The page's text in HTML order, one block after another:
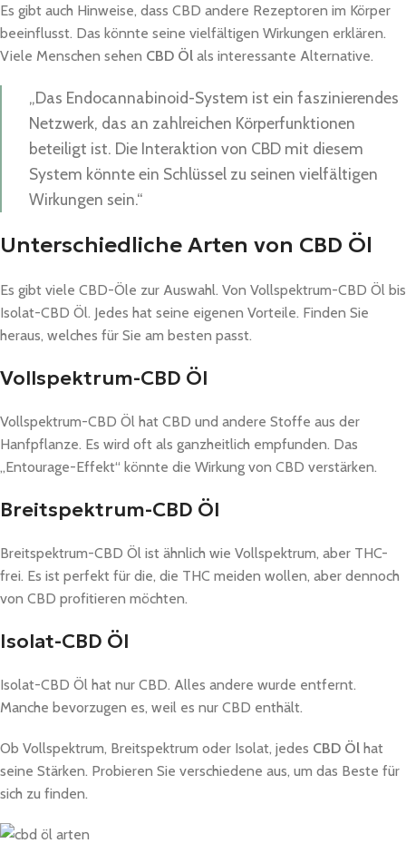
Es gibt auch Hinweise, dass CBD andere Rezeptoren im Körper
beeinflusst. Das könnte seine vielfältigen Wirkungen erklären.
Viele Menschen sehen CBD Öl als interessante Alternative.
„Das Endocannabinoid-System ist ein faszinierendes
Netzwerk, das an zahlreichen Körperfunktionen
beteiligt ist. Die Interaktion von CBD mit diesem
System könnte ein Schlüssel zu seinen vielfältigen
Wirkungen sein.“
Unterschiedliche Arten von CBD Öl
Es gibt viele CBD-Öle zur Auswahl. Von Vollspektrum-CBD Öl bis
Isolat-CBD Öl. Jedes hat seine eigenen Vorteile. Finden Sie
heraus, welches für Sie am besten passt.
Vollspektrum-CBD Öl
Vollspektrum-CBD Öl hat CBD und andere Stoffe aus der
Hanfpflanze. Es wird oft als ganzheitlich empfunden. Das
„Entourage-Effekt“ könnte die Wirkung von CBD verstärken.
Breitspektrum-CBD Öl
Breitspektrum-CBD Öl ist ähnlich wie Vollspektrum, aber THC-
frei. Es ist perfekt für die, die THC meiden wollen, aber dennoch
von CBD profitieren möchten.
Isolat-CBD Öl
Isolat-CBD Öl hat nur CBD. Alles andere wurde entfernt.
Manche bevorzugen es, weil es nur CBD enthält.
Ob Vollspektrum, Breitspektrum oder Isolat, jedes CBD Öl hat
seine Stärken. Probieren Sie verschiedene aus, um das Beste für
sich zu finden.